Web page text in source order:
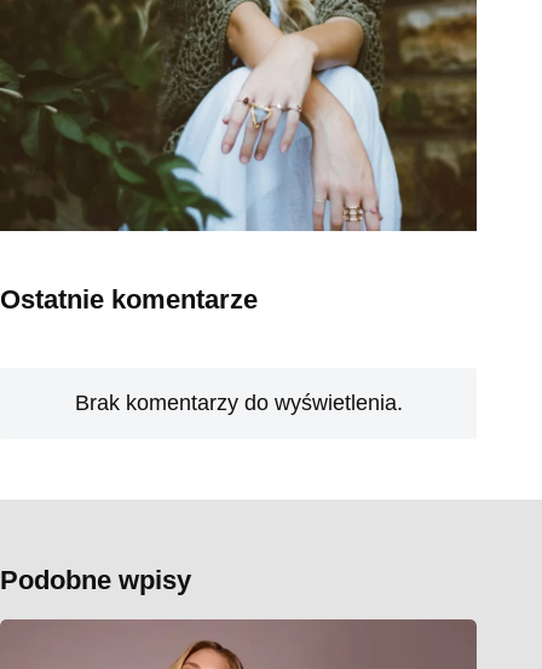
Ostatnie komentarze
Brak komentarzy do wyświetlenia.
Podobne wpisy